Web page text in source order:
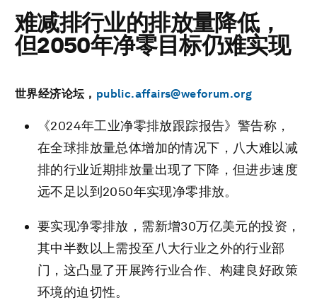
难减排行业的排放量降低，
但2050年净零目标仍难实现
世界经济论坛， public.affairs@weforum.org
《2024年工业净零排放跟踪报告》警告称，
在全球排放量总体增加的情况下，八大难以减
排的行业近期排放量出现了下降，但进步速度
远不足以到2050年实现净零排放。
要实现净零排放，需新增30万亿美元的投资，
其中半数以上需投至八大行业之外的行业部
门，这凸显了开展跨行业合作、构建良好政策
环境的迫切性。